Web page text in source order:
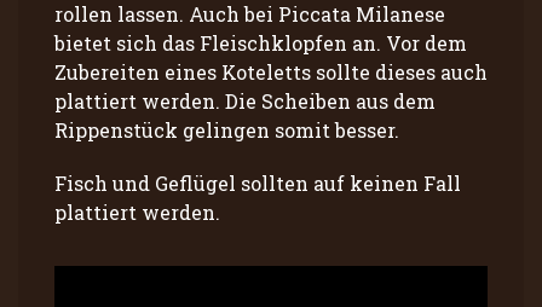
rollen lassen. Auch bei Piccata Milanese
bietet sich das Fleischklopfen an. Vor dem
Zubereiten eines Koteletts sollte dieses auch
plattiert werden. Die Scheiben aus dem
Rippenstück gelingen somit besser.
Fisch und Geflügel sollten auf keinen Fall
plattiert werden.